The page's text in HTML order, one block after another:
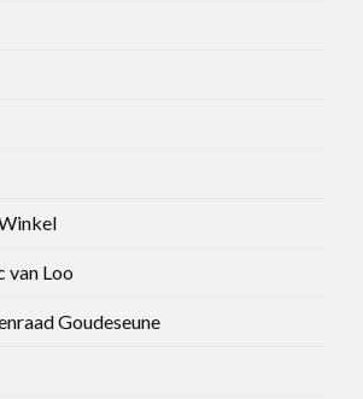
van Loo
Goudeseune